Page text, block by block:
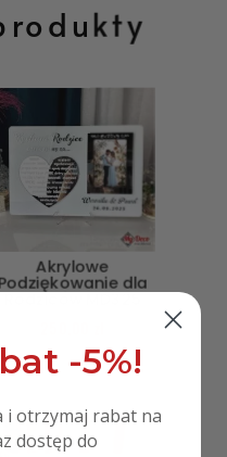
Akrylowe
dla
Rodziców MD325
-5%!
i otrzymaj rabat na
dostęp do